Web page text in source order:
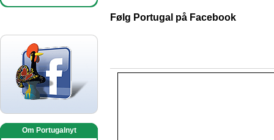
Om Portugalnyt
Følg Portugal på Facebook